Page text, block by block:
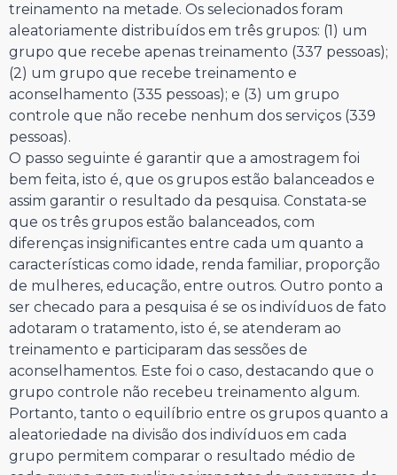
treinamento na metade. Os selecionados foram
aleatoriamente distribuídos em três grupos: (1) um
grupo que recebe apenas treinamento (337 pessoas);
(2) um grupo que recebe treinamento e
aconselhamento (335 pessoas); e (3) um grupo
controle que não recebe nenhum dos serviços (339
pessoas).
O passo seguinte é garantir que a amostragem foi
bem feita, isto é, que os grupos estão balanceados e
assim garantir o resultado da pesquisa. Constata-se
que os três grupos estão balanceados, com
diferenças insignificantes entre cada um quanto a
características como idade, renda familiar, proporção
de mulheres, educação, entre outros. Outro ponto a
ser checado para a pesquisa é se os indivíduos de fato
adotaram o tratamento, isto é, se atenderam ao
treinamento e participaram das sessões de
aconselhamentos. Este foi o caso, destacando que o
grupo controle não recebeu treinamento algum.
Portanto, tanto o equilíbrio entre os grupos quanto a
aleatoriedade na divisão dos indivíduos em cada
grupo permitem comparar o resultado médio de